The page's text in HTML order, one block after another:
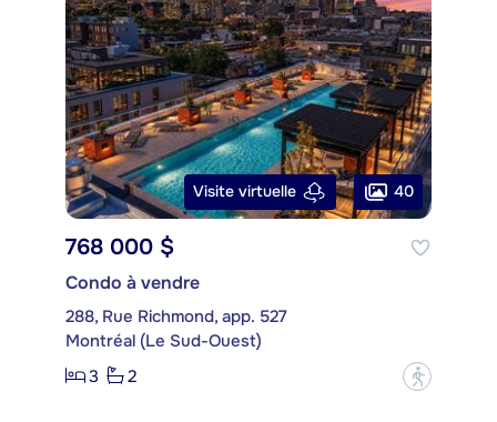
Visite virtuelle 40
768 000 $
Condo à vendre
288, Rue Richmond, app. 527
Montréal (Le Sud-Ouest)
3
2 ?